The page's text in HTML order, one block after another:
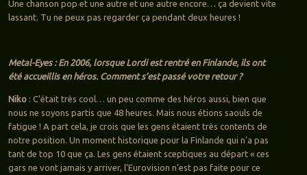
Une chanson pop et une autre et une autre encore… ça devient vite
lassant. Tu ne peux pas regarder ça pendant deux heures !
Metal-Eyes : En 2006, lorsque Lordi est rentré en Finlande, ils ont
été accueillis en héros. Comment s’est passé votre retour ?
Niko: C’était très cool… un peu comme des héros aussi, bien que
nous ne soyons partis que 48 heures. Mais nous étions saouls de
fatigue ! A part cela, je crois que les gens étaient très contents de
notre position. Un moment historique pour la Finlande qui n’a pas
tant de top 10 que ça. Les gens étaient sceptiques au départ « ces
gars ne vont jamais y arriver, l’Eurovision n’est pas faite pour ce